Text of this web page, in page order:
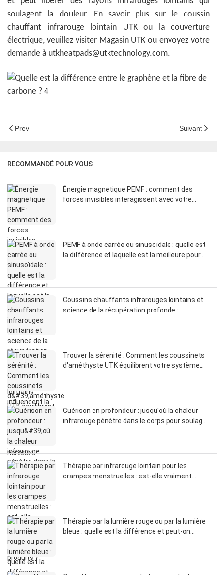
soulagent la douleur. En savoir plus sur le coussin
chauffant infrarouge lointain UTK ou la couverture
électrique, veuillez visiter Magasin UTKou envoyez votre
demande à utkheatpads@utktechnology.com.
Prev Suivant
RECOMMANDÉ POUR VOUS
Énergie magnétique PEMF : comment des
forces invisibles interagissent avec votre
PEMF à onde carrée ou sinusoïdale : quelle est
la différence et laquelle est la meilleure pour
Coussins chauffants infrarouges lointains et
science de la récupération profonde :
Trouver la sérénité : Comment les coussinets
d'améthyste UTK équilibrent votre système
Guérison en profondeur : jusqu'où la chaleur
infrarouge pénètre dans le corps pour soulager
Thérapie par infrarouge lointain pour les
crampes menstruelles : est-elle vraiment
Thérapie par la lumière rouge ou par la lumière
bleue : quelle est la différence et peut-on